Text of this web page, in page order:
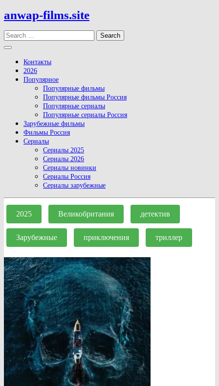
Skip
to
content
anwap-films.site
Search
Open
Button
Контакты
2026
Популярное
Популярные фильмы
Популярные фильмы Россия
Популярные сериалы
Популярные сериалы Россия
Зарубежные фильмы
Фильмы Россия
Сериалы
Сериалы 2025
Сериалы 2026
Сериалы новинки
Сериалы Россия
Сериалы зарубежные
Close
Button
2025 Великобритания детектив
Зарубежные приключения триллер